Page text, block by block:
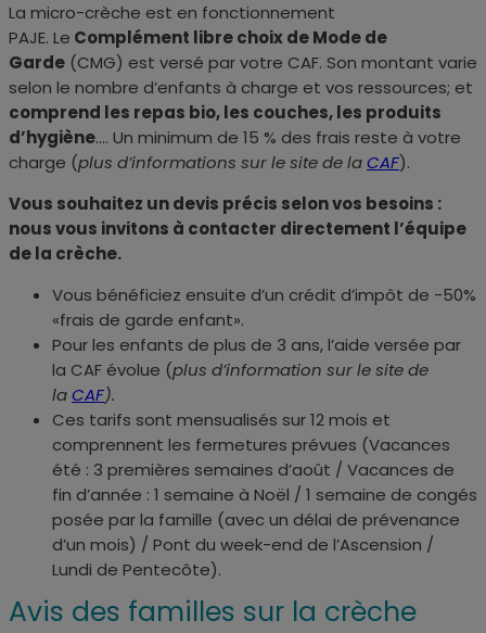
La micro-crèche est en fonctionnement
PAJE. Le Complément libre choix de Mode de
Garde (CMG) est versé par votre CAF. Son montant varie
selon le nombre d’enfants à charge et vos ressources; et
comprend les repas bio, les couches, les produits
d’hygiène…. Un minimum de 15 % des frais reste à votre
charge (plus d’informations sur le site de laCAF).
Vous souhaitez un devis précis selon vos besoins :
nous vous invitons à contacter directement l’équipe
de la crèche.
Vous bénéficiez ensuite d’un crédit d’impôt de -50%
«frais de garde enfant».
Pour les enfants de plus de 3 ans, l’aide versée par
la CAF évolue (plus d’information sur le site de
laCAF).
Ces tarifs sont mensualisés sur 12 mois et
comprennent les fermetures prévues (Vacances
été : 3 premières semaines d’août / Vacances de
fin d’année : 1 semaine à Noël / 1 semaine de congés
posée par la famille (avec un délai de prévenance
d’un mois) / Pont du week-end de l’Ascension /
Lundi de Pentecôte).
Avis des familles sur la crèche